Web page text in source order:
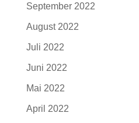
September 2022
August 2022
Juli 2022
Juni 2022
Mai 2022
April 2022